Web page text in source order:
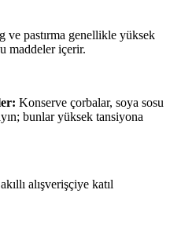
ve pastırma genellikle yüksek
maddeler içerir.
Konserve çorbalar, soya sosu
bunlar yüksek tansiyona
alışverişçiye katıl